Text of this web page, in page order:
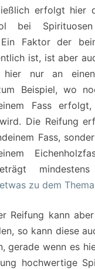
erfolgt hier
bei
Faktor der
ist, ist aber
hier nur an
Beispiel, wo
Fass
Die Reifung
Fass,
zu dem
Reifung kann
so kann diese
gerade wenn es
hochwertige